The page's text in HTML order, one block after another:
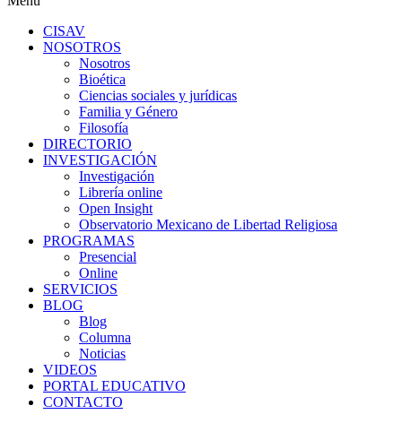
CISAV
NOSOTROS
Nosotros
Bioética
Ciencias sociales y jurídicas
Familia y Género
Filosofía
DIRECTORIO
INVESTIGACIÓN
Investigación
Librería online
Open Insight
Observatorio Mexicano de Libertad Religiosa
PROGRAMAS
Presencial
Online
SERVICIOS
BLOG
Blog
Columna
Noticias
VIDEOS
PORTAL EDUCATIVO
CONTACTO